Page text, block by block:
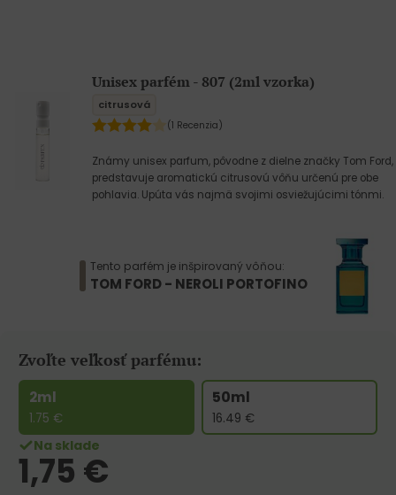
Unisex parfém - 807 (2ml vzorka)
citrusová
(1 Recenzia)
Známy unisex parfum, pôvodne z dielne značky Tom Ford,
predstavuje aromatickú citrusovú vôňu určenú pre obe
pohlavia. Upúta vás najmä svojimi osviežujúcimi tónmi.
Tento parfém je inšpirovaný vôňou:
TOM FORD - NEROLI PORTOFINO
Zvoľte veľkosť parfému:
2ml
1.75 €
50ml
16.49 €
Na sklade
1,75 €